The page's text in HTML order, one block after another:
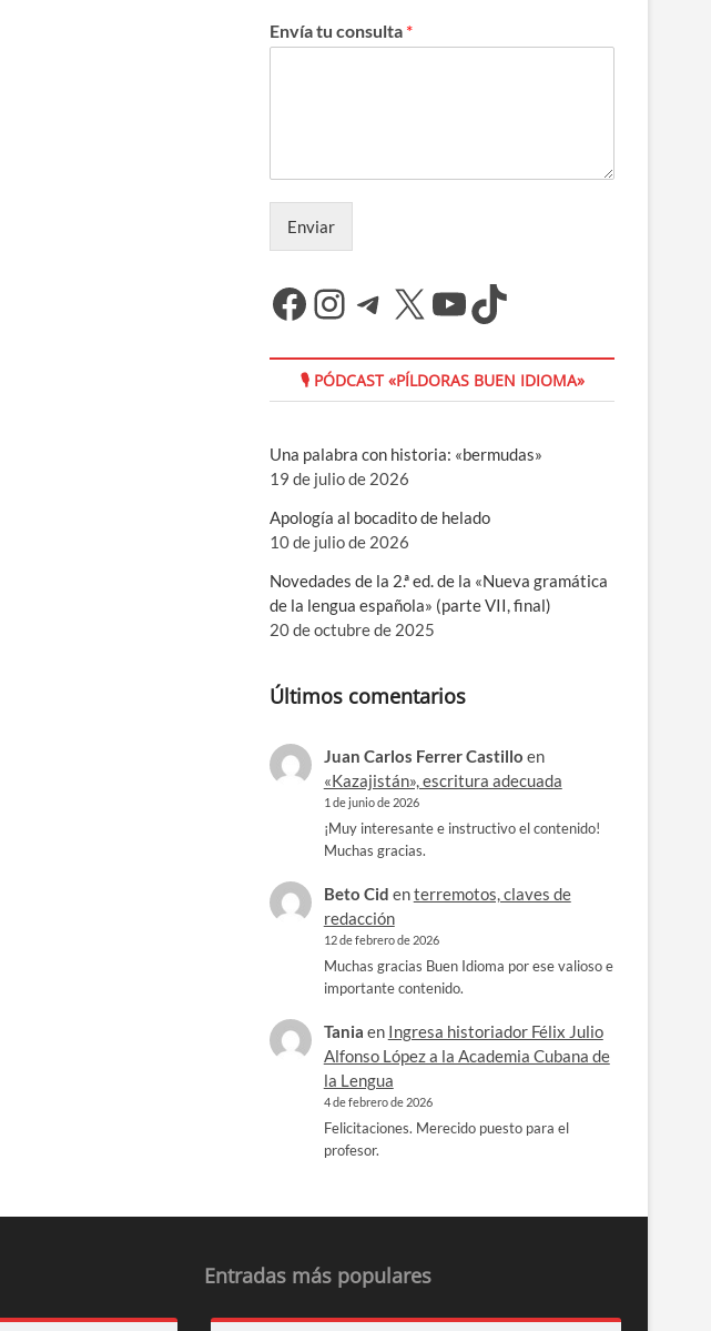
Envía tu consulta *
Enviar
Facebook
Instagram
Telegram
X YouTube
TikTok
🎙 PÓDCAST «PÍLDORAS BUEN IDIOMA»
Una palabra con historia: «bermudas»
19 de julio de 2026
Apología al bocadito de helado
10 de julio de 2026
Novedades de la 2.ª ed. de la «Nueva gramática
de la lengua española» (parte VII, final)
20 de octubre de 2025
Últimos comentarios
Juan Carlos Ferrer Castillo en
«Kazajistán», escritura adecuada
1 de junio de 2026
¡Muy interesante e instructivo el contenido!
Muchas gracias.
Beto Cid enterremotos, claves de
redacción
12 de febrero de 2026
Muchas gracias Buen Idioma por ese valioso e
importante contenido.
Tania en Ingresa historiador Félix Julio
Alfonso López a la Academia Cubana de
la Lengua
4 de febrero de 2026
Felicitaciones. Merecido puesto para el
profesor.
Entradas más populares